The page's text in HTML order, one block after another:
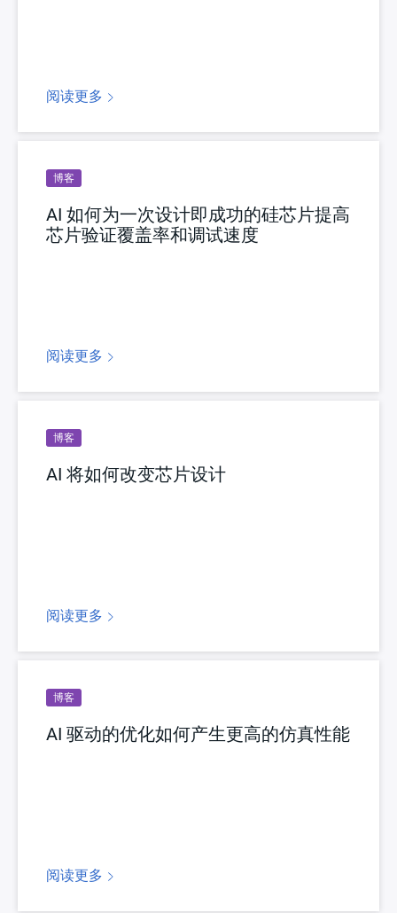
阅读更多
博客
AI 如何为一次设计即成功的硅芯片提高
芯片验证覆盖率和调试速度
阅读更多
博客
AI 将如何改变芯片设计
阅读更多
博客
AI 驱动的优化如何产生更高的仿真性能
阅读更多